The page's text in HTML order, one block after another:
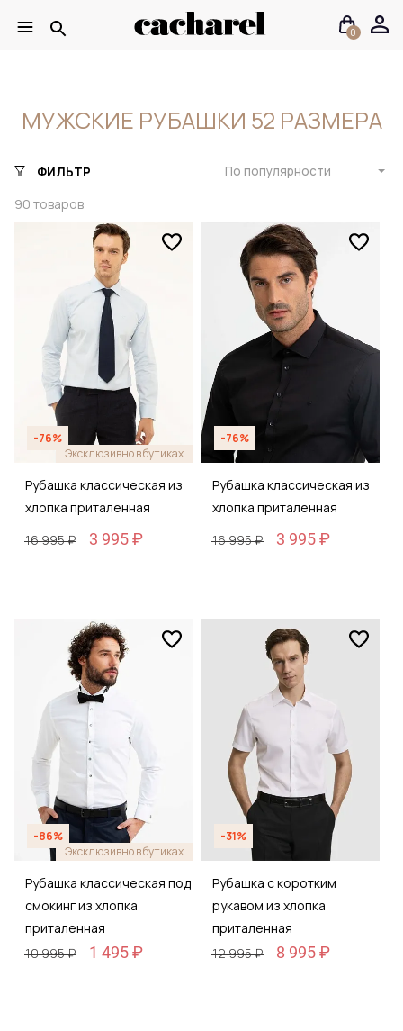
0
МУЖСКИЕ РУБАШКИ 52 РАЗМЕРА
ФИЛЬТР
90 товаров
По популярности
-76%
Эксклюзивно в бутиках
Рубашка классическая из
хлопка приталенная
16 995 ₽
3 995 ₽
-76%
Рубашка классическая из
хлопка приталенная
16 995 ₽
3 995 ₽
-86%
Эксклюзивно в бутиках
Рубашка классическая под
смокинг из хлопка
приталенная
10 995 ₽
1 495 ₽
-31%
Рубашка с коротким
рукавом из хлопка
приталенная
12 995 ₽
8 995 ₽